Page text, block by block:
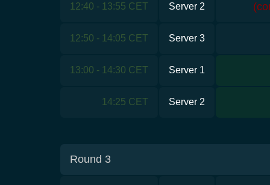
12:40 - 13:55 CET Server 2
12:50 - 14:05 CET Server 3
13:00 - 14:30 CET Server 1
14:25 CET Server 2
Round 3